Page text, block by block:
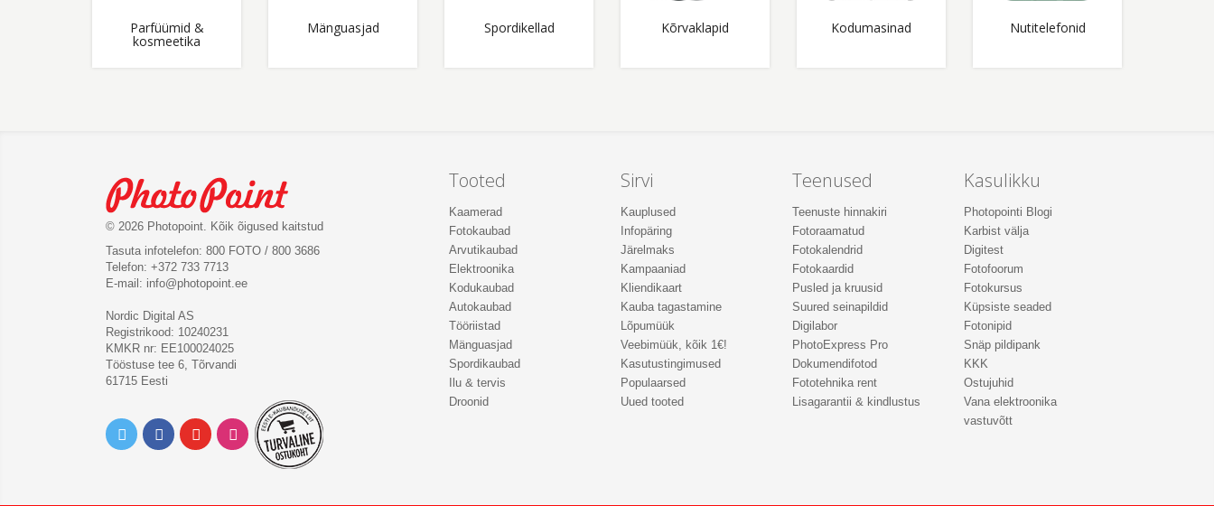
Parfüümid &
kosmeetika
Mänguasjad Spordikellad Kõrvaklapid Kodumasinad Nutitelefonid
© 2026 Photopoint. Kõik õigused kaitstud
Tasuta infotelefon: 800 FOTO / 800 3686
Telefon: +372 733 7713
E-mail: info@photopoint.ee
Nordic Digital AS
Registrikood: 10240231
KMKR nr: EE100024025
Tööstuse tee 6, Tõrvandi
61715 Eesti
Tooted
Kaamerad
Fotokaubad
Arvutikaubad
Elektroonika
Kodukaubad
Autokaubad
Tööriistad
Mänguasjad
Spordikaubad
Ilu & tervis
Droonid
Sirvi
Kauplused
Infopäring
Järelmaks
Kampaaniad
Kliendikaart
Kauba tagastamine
Lõpumüük
Veebimüük, kõik 1€!
Kasutustingimused
Populaarsed
Uued tooted
Teenused
Teenuste hinnakiri
Fotoraamatud
Fotokalendrid
Fotokaardid
Pusled ja kruusid
Suured seinapildid
Digilabor
PhotoExpress Pro
Dokumendifotod
Fototehnika rent
Lisagarantii & kindlustus
Kasulikku
Photopointi Blogi
Karbist välja
Digitest
Fotofoorum
Fotokursus
Küpsiste seaded
Fotonipid
Snäp pildipank
KKK
Ostujuhid
Vana elektroonika
vastuvõtt